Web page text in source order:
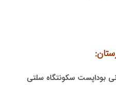
بوداپست سکونتگاه سلتی